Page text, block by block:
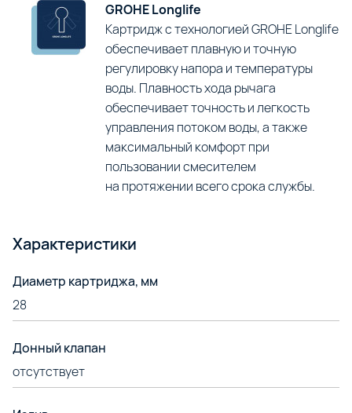
GROHE Longlife
Картридж с технологией GROHE Longlife
обеспечивает плавную и точную
регулировку напора и температуры
воды. Плавность хода рычага
обеспечивает точность и легкость
управления потоком воды, а также
максимальный комфорт при
пользовании смесителем
на протяжении всего срока службы.
Характеристики
Диаметр картриджа, мм
28
Донный клапан
отсутствует